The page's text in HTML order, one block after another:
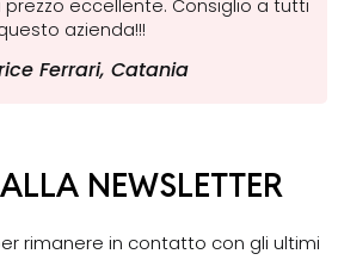
eccellente. Consiglio a tutti
azienda!!!
Ferrari, Catania
NEWSLETTER
rimanere in contatto con gli ultimi